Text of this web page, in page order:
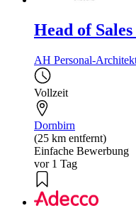
Head of
AH Personal-
Vollzeit
Dornbirn
(25 km entfernt)
Einfache Bewerbung
vor 1 Tag